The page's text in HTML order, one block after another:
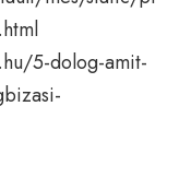
5-dolog-amit-